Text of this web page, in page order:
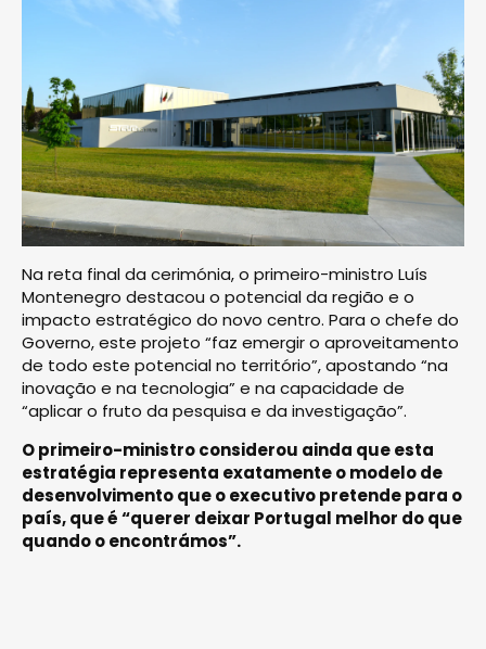
Na reta final da cerimónia, o primeiro-ministro Luís
Montenegro destacou o potencial da região e o
impacto estratégico do novo centro. Para o chefe do
Governo, este projeto “faz emergir o aproveitamento
de todo este potencial no território”, apostando “na
inovação e na tecnologia” e na capacidade de
“aplicar o fruto da pesquisa e da investigação”.
O primeiro-ministro considerou ainda que esta
estratégia representa exatamente o modelo de
desenvolvimento que o executivo pretende para o
país, que é “querer deixar Portugal melhor do que
quando o encontrámos”.